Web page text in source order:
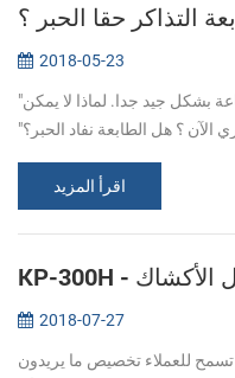
التذاكر حقا الحبر ؟
2018-05-23
"هذا الطابعة الحرارية المستخدمة في الطباعة بشكل جيد جدا. لماذا لا يمكن
الآن ؟ هل الطابعة نفاد الحبر؟"
اقرأ المزيد
2018-07-27
تسمح للعملاء تخصيص ما يريدون